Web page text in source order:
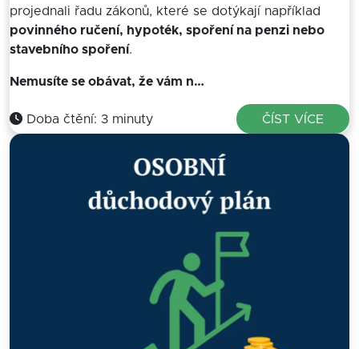
projednali řadu zákonů, které se dotýkají například
povinného ručení, hypoték, spoření na penzi nebo
stavebního spoření.
Nemusíte se obávat, že vám n…
Doba čtění: 3 minuty ČÍST VÍCE